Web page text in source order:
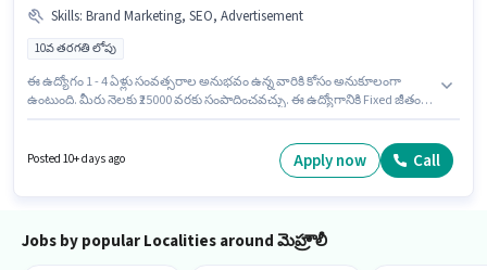
Skills: Brand Marketing, SEO, Advertisement
10వ తరగతి లోపు
ఈ ఉద్యోగం 1 - 4 ఏళ్లు సంవత్సరాల అనుభవం ఉన్న వారికి కోసం అనుకూలంగా
ఉంటుంది. మీరు నెలకు ₹25000 వరకు సంపాదించవచ్చు. ఈ ఉద్యోగానికి Fixed జీతం
Marketing, SEO వంటి నైపుణ్యాలు ఉండాలి. ఈ ఉద్యోగం మెహ్రౌలీ, ఢిల్లీ లో ఉంది.
Techmivansa లో మార్కెటింగ్ విభాగంలో ఇకామర్స్ అకౌంట్ మేనేజర్ గా చేరండి.
Posted 10+ days ago Apply now Call
Jobs by popular Localities around మెహ్రౌలీ